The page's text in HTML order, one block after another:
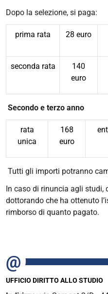
Dopo la selezione, si paga:
prima rata 28 euro
seconda rata
140
euro
Secondo e terzo anno
rata
unica
168
euro
Tutti gli importi potranno
In caso di rinuncia agli studi,
dottorando che ha ottenuto
rimborso di quanto pagato.
UFFICIO DIRITTO ALLO STUDIO